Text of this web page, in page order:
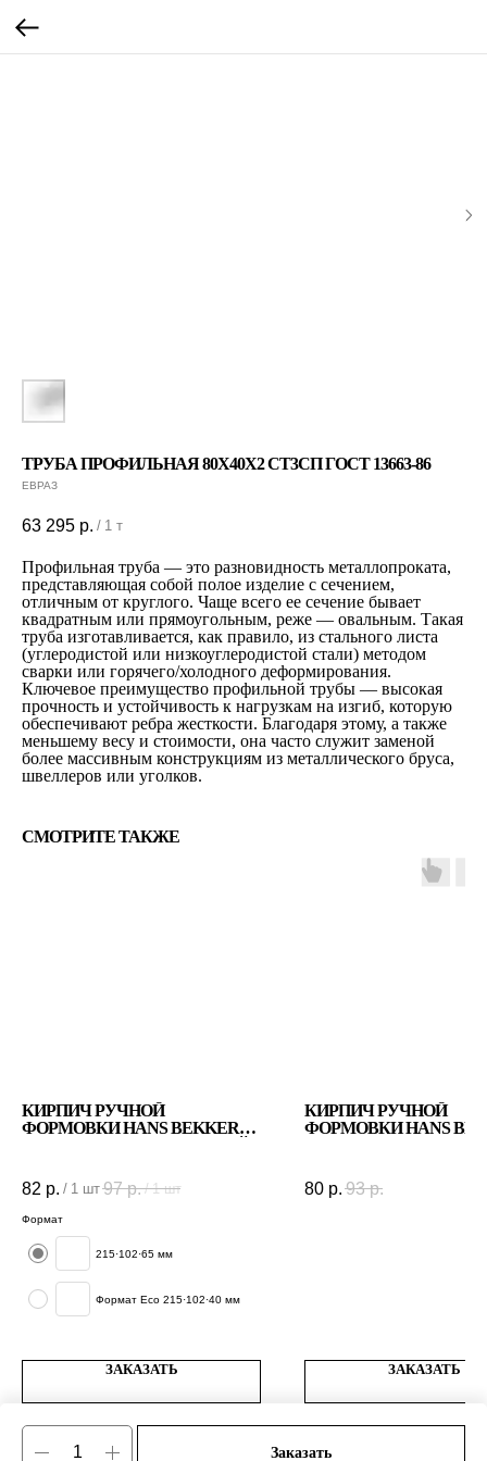
ТРУБА ПРОФИЛЬНАЯ 80Х40Х2 СТ3СП ГОСТ 13663-86
ЕВРАЗ
63 295 р. / 1 т
Заказать
Профильная труба — это разновидность металлопроката,
представляющая собой полое изделие с сечением,
отличным от круглого. Чаще всего ее сечение бывает
квадратным или прямоугольным, реже — овальным. Такая
труба изготавливается, как правило, из стального листа
(углеродистой или низкоуглеродистой стали) методом
сварки или горячего/холодного деформирования.
Ключевое преимущество профильной трубы — высокая
прочность и устойчивость к нагрузкам на изгиб, которую
обеспечивают ребра жесткости. Благодаря этому, а также
меньшему весу и стоимости, она часто служит заменой
более массивным конструкциям из металлического бруса,
швеллеров или уголков.
СМОТРИТЕ ТАКЖЕ
КИРПИЧ РУЧНОЙ
ФОРМОВКИ HANS BEKKER
ПОДПАЛОМ
82 р. / 1 шт 97 р. / 1 шт
Формат
215·102·65 мм
Формат Есо 215·102·40 мм
ЗАКАЗАТЬ
ПОДРОБНЕЕ
КИРПИЧ РУЧНОЙ
ФОРМОВКИ HANS
80 р. 93 р.
ЗАКАЗАТЬ